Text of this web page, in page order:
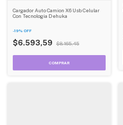
Cargador Auto Camion X6 Usb Celular
Con Tecnologia Dehuka
-19% OFF
$6.593,59 $8.165,45